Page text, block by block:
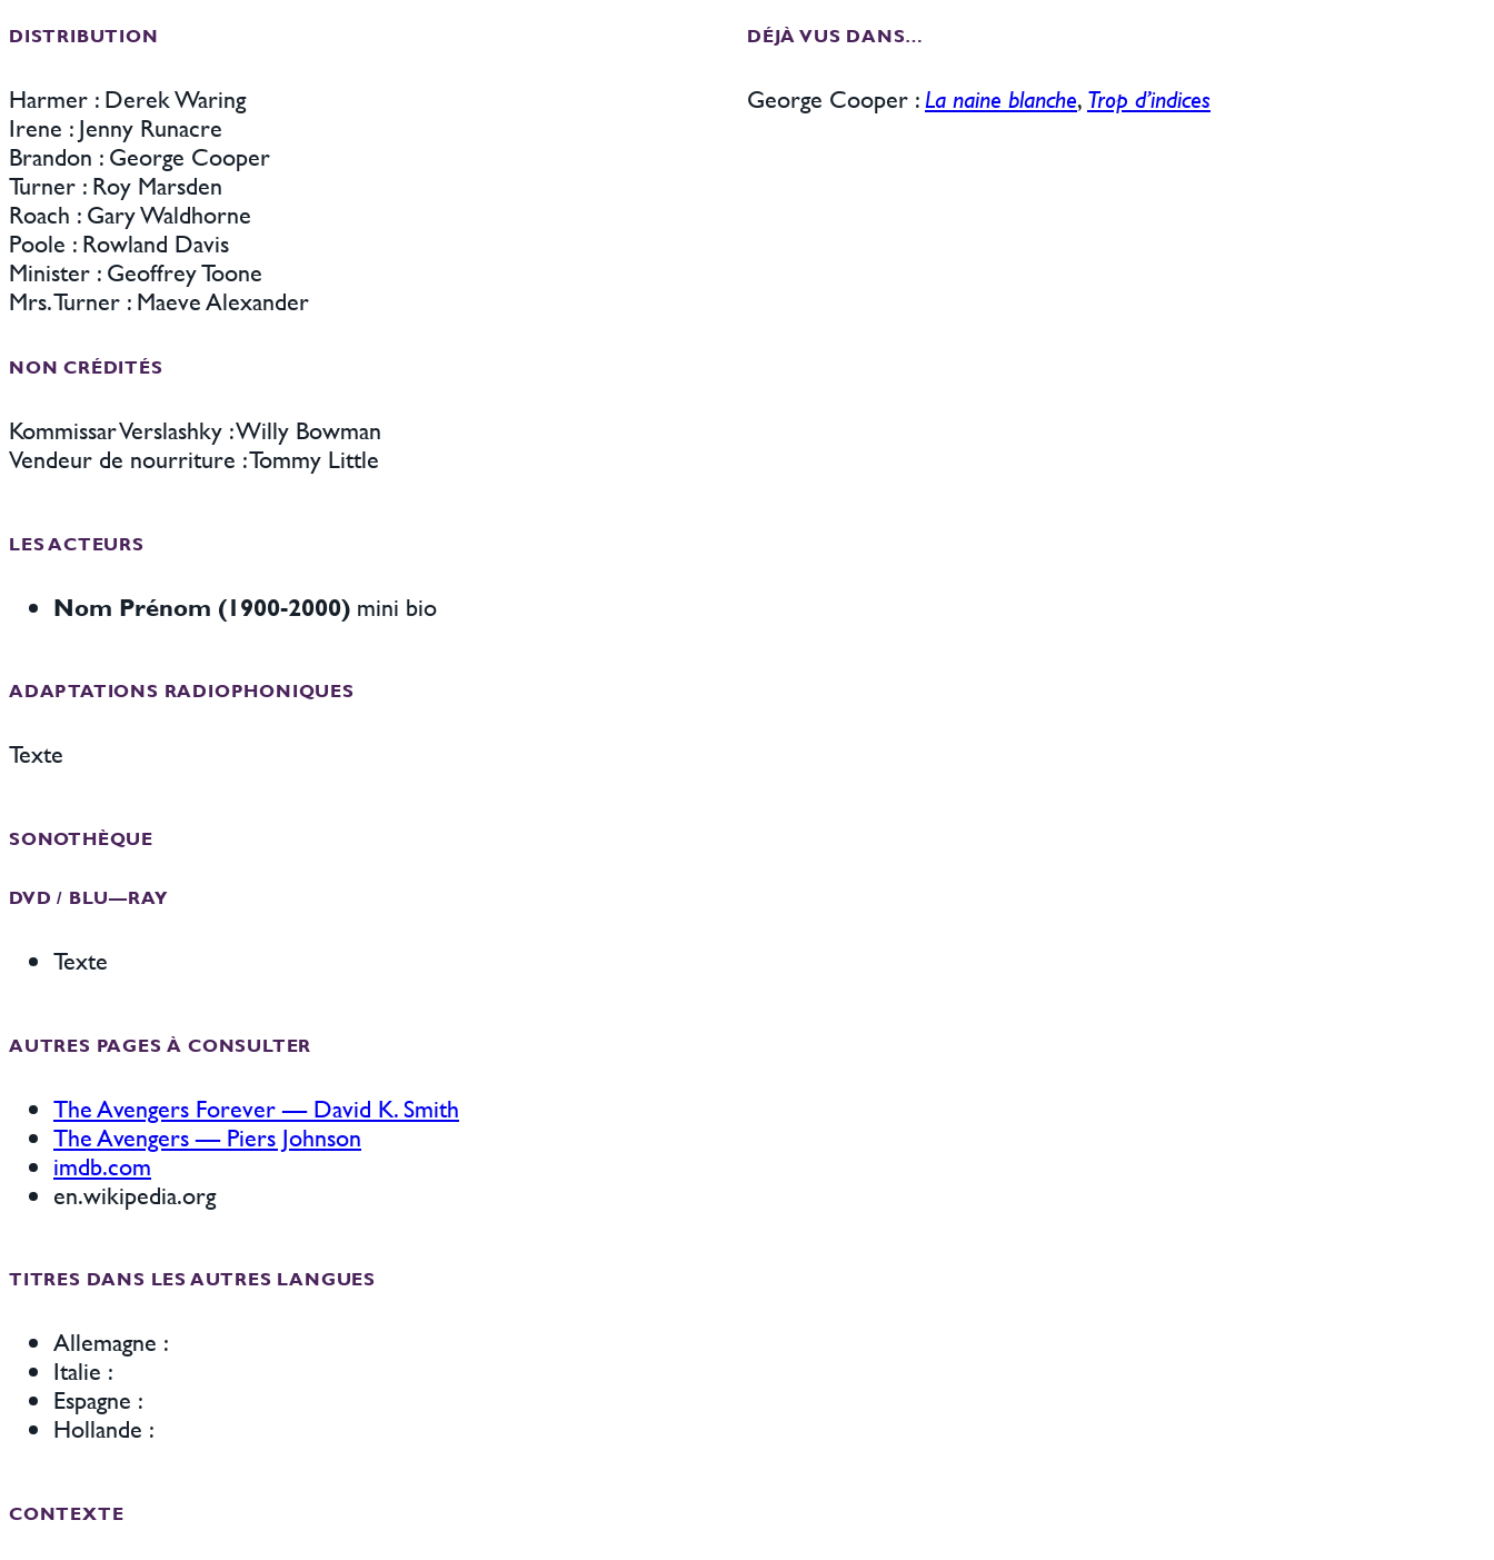
DISTRIBUTION
Harmer : Derek Waring
Irene : Jenny Runacre
Brandon : George Cooper
Turner : Roy Marsden
Roach : Gary Waldhorne
Poole : Rowland Davis
Minister : Geoffrey Toone
Mrs. Turner : Maeve Alexander
NON CRÉDITÉS
Kommissar Verslashky : Willy Bowman
Vendeur de nourriture : Tommy Little
DÉJÀ VUS DANS…
George Cooper :La naine blanche,Trop d’indices
LES ACTEURS
Nom Prénom (1900-2000) mini bio
ADAPTATIONS RADIOPHONIQUES
Texte
SONOTHÈQUE
DVD / BLU—RAY
Texte
AUTRES PAGES À CONSULTER
The Avengers Forever — David K. Smith
The Avengers — Piers Johnson
imdb.com
en.wikipedia.org
TITRES DANS LES AUTRES LANGUES
Allemagne :
Italie :
Espagne :
Hollande :
CONTEXTE